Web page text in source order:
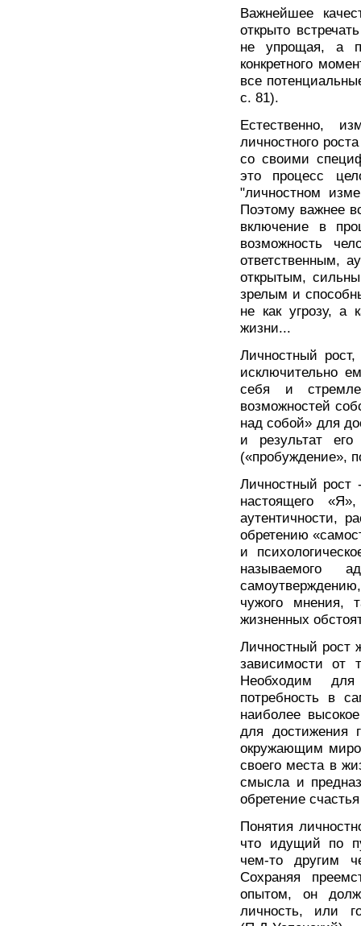
Важнейшее
открыто
не упрощая, а
конкретного
все
с. 81).
Естественно,
личностного
со своими
это процесс
"личностном
Поэтому важнее
включение в
возможность
ответственным,
открытым,
зрелым и
не как угрозу, а
жизни...
Личностный
исключительно
себя и
возможностей
над собой» для
и результат
(«пробуждение»,
Личностный рост
настоящего
аутентичности,
обретению
и
называемого
чужого мнения,
жизненных
Личностный рост
зависимости от
Необходим
потребность в
наиболее
для достижения
окружающим
своего места в
смысла и
обретение
Понятия
что идущий по
чем-то другим
Сохраняя
опытом, он
личность, или